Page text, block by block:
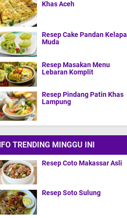
Khas Aceh
Resep Cake Pandan Kelapa
Muda
Resep Masakan Menu
Lebaran Komplit
Resep Pindang Patin Khas
Lampung
TRENDING MINGGU INI
Resep Coto Makassar Asli
Resep Soto Sulung